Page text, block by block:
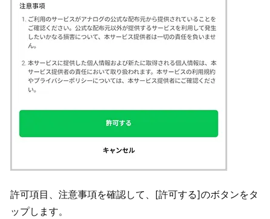
許可項目、注意事項を確認して、[許可する]のボタンをタ
ップします。